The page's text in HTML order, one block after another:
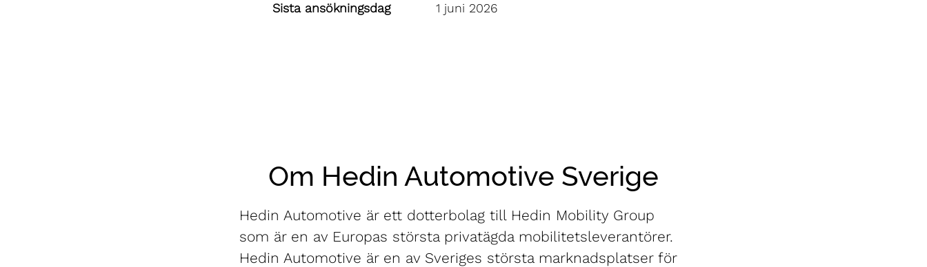
Sista ansökningsdag 1 juni 2026
Om Hedin Automotive Sverige
Hedin Automotive är ett dotterbolag till Hedin Mobility Group
som är en av Europas största privatägda mobilitetsleverantörer.
Hedin Automotive är en av Sveriges största marknadsplatser för